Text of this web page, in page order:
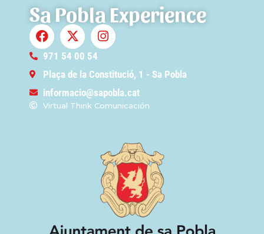
Sa Pobla Experience
971 54 00 54
Plaça de la Constitució, 1 - Sa Pobla
informacio@sapobla.cat
Virtual Think Comunicación